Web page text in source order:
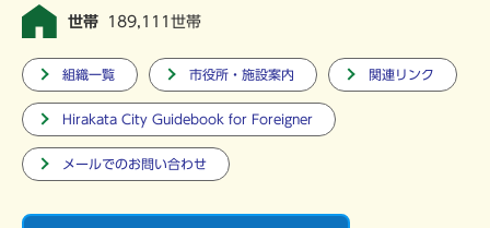
世帯 189,111世帯
組織一覧 市役所・施設案内 関連リンク
Hirakata City Guidebook for Foreigner
メールでのお問い合わせ